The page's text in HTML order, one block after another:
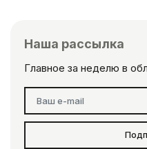
Наша рассылка
Главное за неделю в